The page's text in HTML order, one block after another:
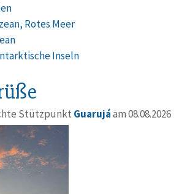
Rotes Meer
Inseln
Stützpunkt Guarujáam 08.08.2026